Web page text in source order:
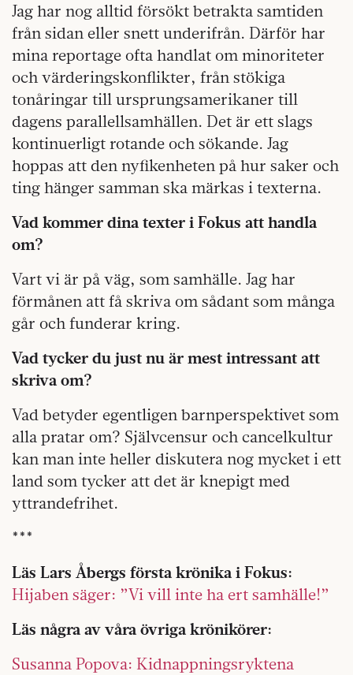
Jag har nog alltid försökt betrakta samtiden
från sidan eller snett underifrån. Därför har
mina reportage ofta handlat om minoriteter
och värderingskonflikter, från stökiga
tonåringar till ursprungsamerikaner till
dagens parallellsamhällen. Det är ett slags
kontinuerligt rotande och sökande. Jag
hoppas att den nyfikenheten på hur saker och
ting hänger samman ska märkas i texterna.
Vad kommer dina texter i Fokus att handla
om?
Vart vi är på väg, som samhälle. Jag har
förmånen att få skriva om sådant som många
går och funderar kring.
Vad tycker du just nu är mest intressant att
skriva om?
Vad betyder egentligen barnperspektivet som
alla pratar om? Självcensur och cancelkultur
kan man inte heller diskutera nog mycket i ett
land som tycker att det är knepigt med
yttrandefrihet.
***
Läs Lars Åbergs första krönika i Fokus:
Hijaben säger: ”Vi vill inte ha ert samhälle!”
Läs några av våra övriga krönikörer:
Susanna Popova: Kidnappningsryktena